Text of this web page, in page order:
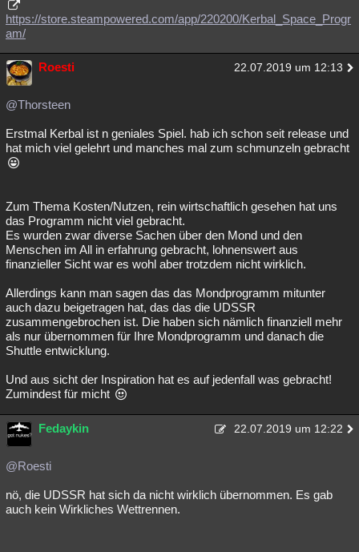
Lesenswert
https://store.steampowered.com/app/220200/Kerbal_Space_Progr
am/
Roesti 22.07.2019 um 12:13
@Thorsteen
Erstmal Kerbal ist n geniales Spiel. hab ich schon seit release und
hat mich viel gelehrt und manches mal zum schmunzeln gebracht
Zum Thema Kosten/Nutzen, rein wirtschaftlich gesehen hat uns
das Programm nicht viel gebracht.
Es wurden zwar diverse Sachen über den Mond und den
Menschen im All in erfahrung gebracht, lohnenswert aus
finanzieller Sicht war es wohl aber trotzdem nicht wirklich.
Allerdings kann man sagen das das Mondprogramm mitunter
auch dazu beigetragen hat, das das die UDSSR
zusammengebrochen ist. Die haben sich nämlich finanziell mehr
als nur übernommen für Ihre Mondprogramm und danach die
Shuttle entwicklung.
Und aus sicht der Inspiration hat es auf jedenfall was gebracht!
Zumindest für micht
Fedaykin 22.07.2019 um 12:22
@Roesti
nö, die UDSSR hat sich da nicht wirklich übernommen. Es gab
auch kein Wirkliches Wettrennen.